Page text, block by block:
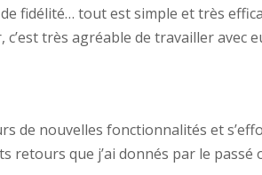
fidélité… tout est simple et très
très agréable de travailler avec
de nouvelles fonctionnalités et
retours que j’ai donnés par le passé